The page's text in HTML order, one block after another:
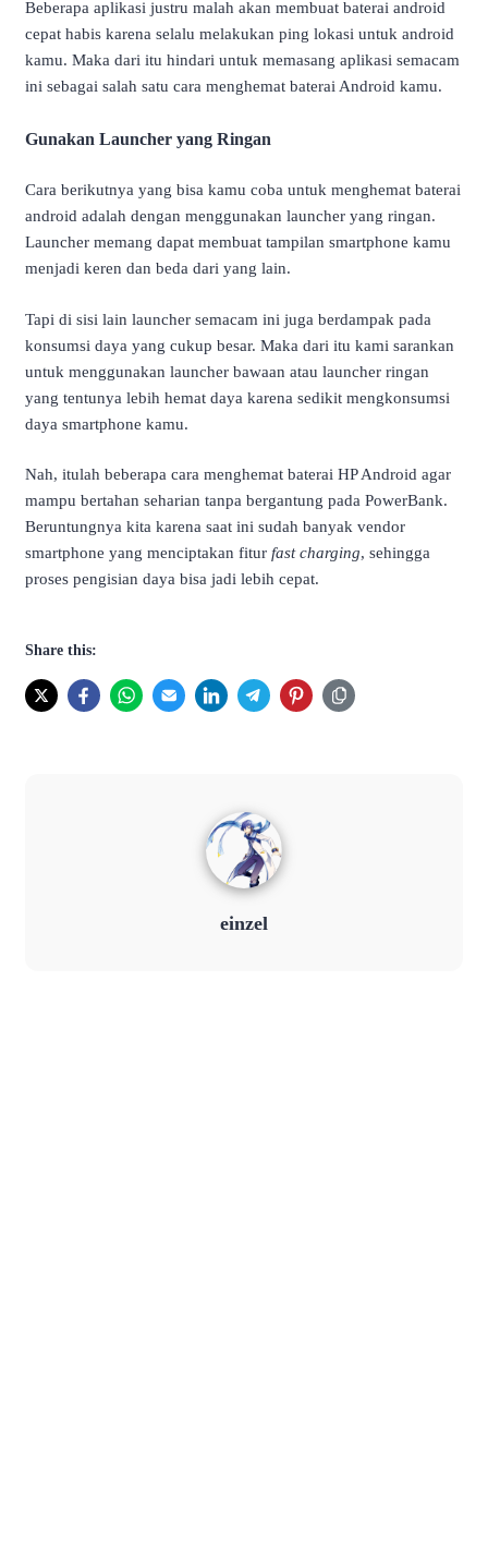
Beberapa aplikasi justru malah akan membuat baterai android
cepat habis karena selalu melakukan ping lokasi untuk android
kamu. Maka dari itu hindari untuk memasang aplikasi semacam
ini sebagai salah satu cara menghemat baterai Android kamu.
Gunakan Launcher yang Ringan
Cara berikutnya yang bisa kamu coba untuk menghemat baterai
android adalah dengan menggunakan launcher yang ringan.
Launcher memang dapat membuat tampilan smartphone kamu
menjadi keren dan beda dari yang lain.
Tapi di sisi lain launcher semacam ini juga berdampak pada
konsumsi daya yang cukup besar. Maka dari itu kami sarankan
untuk menggunakan launcher bawaan atau launcher ringan
yang tentunya lebih hemat daya karena sedikit mengkonsumsi
daya smartphone kamu.
Nah, itulah beberapa cara menghemat baterai HP Android agar
mampu bertahan seharian tanpa bergantung pada PowerBank.
Beruntungnya kita karena saat ini sudah banyak vendor
smartphone yang menciptakan fitur fast charging, sehingga
proses pengisian daya bisa jadi lebih cepat.
Share this:
einzel